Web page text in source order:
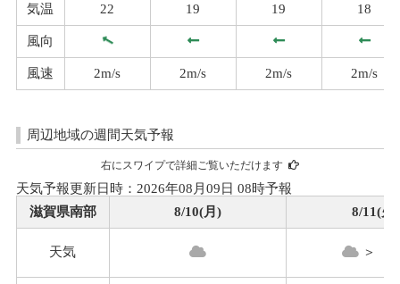
気温 22 19 19 18
風向
風速 2m/s 2m/s 2m/s 2m/s
周辺地域の週間天気予報
右にスワイプで詳細ご覧いただけます
天気予報更新日時：2026年08月09日 08時予報
滋賀県南部
8/10(月) 8/11(火)
天気 ＞ ｜